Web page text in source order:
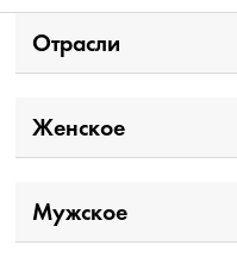
Отрасли
Женское
Мужское